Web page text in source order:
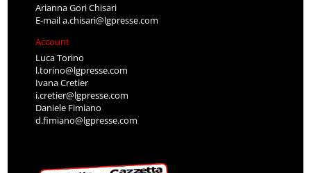
Arianna Gori Chisari
E-maila.chisari@lgpresse.com
Account
Luca Torino
l.torino@lgpresse.com
Ivana Cretier
i.cretier@lgpresse.com
Daniele Fimiano
d.fimiano@lgpresse.com